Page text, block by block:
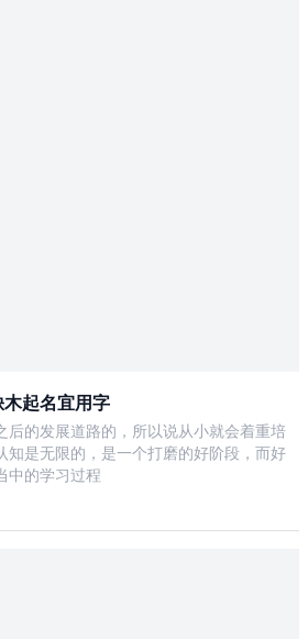
起名宜用字
后的发展道路的，所以说从小就会着重培
知是无限的，是一个打磨的好阶段，而好
中的学习过程